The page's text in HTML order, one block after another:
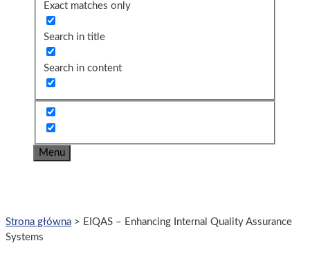
Exact matches only
Search in title
Search in content
Menu
Strona główna > EIQAS – Enhancing Internal Quality Assurance
Systems